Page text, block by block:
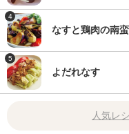
4
なすと鶏肉の南
5
よだれなす
人気レ